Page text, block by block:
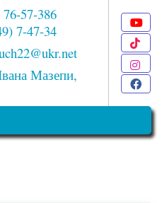
57-386
7-47-34
Мазепи,